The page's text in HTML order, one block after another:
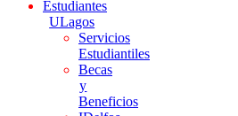
Estudiantes
ULagos
Servicios
Estudiantiles
Becas
y
Beneficios